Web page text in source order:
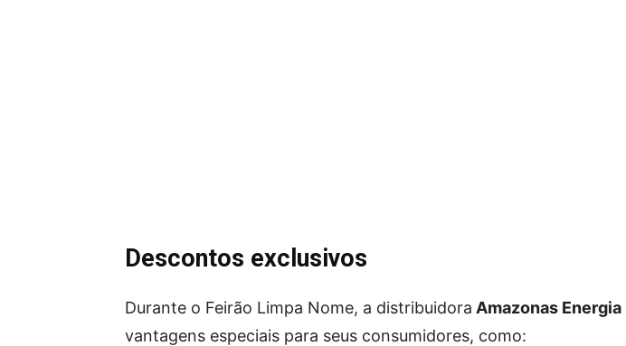
Descontos exclusivos
Durante o Feirão Limpa Nome, a distribuidora Amazonas Energia
vantagens especiais para seus consumidores, como: